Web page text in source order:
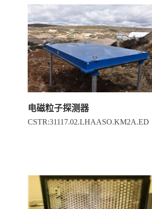
电磁粒子探测器
CSTR:31117.02.LHAASO.KM2A.ED